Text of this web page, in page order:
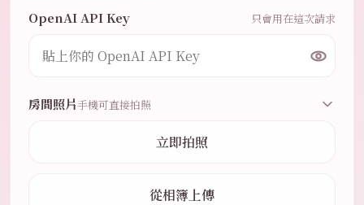
OpenAI API Key 只會用在這次請求
房間照片手機可直接拍照
立即拍照
從相簿上傳